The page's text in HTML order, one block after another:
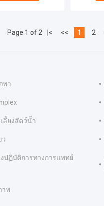
Page 1 of 2 |< << 1 2
พา
ลี้ยงสัตว์น้ำ
ว
ปฏิบัติการทางการแพทย์
าพ